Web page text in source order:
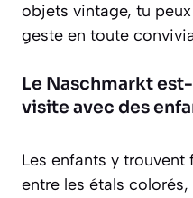
objets vintage, tu
geste en toute
Le Naschmarkt
visite avec des
Les enfants y
entre les étals